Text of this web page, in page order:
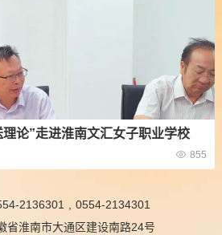
理论”走进淮南文汇女子职业学校
855
2136301
0554-2134301
省淮南市大通区建设南路24号